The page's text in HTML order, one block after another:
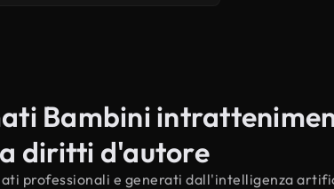
Bambini
diritti d'autore
professionali e generati dall'intelligenza